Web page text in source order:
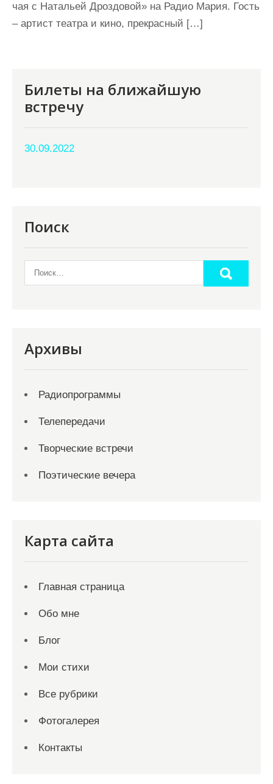
чая с Натальей Дроздовой» на Радио Мария. Гость
– артист театра и кино, прекрасный […]
Билеты на ближайшую
встречу
30.09.2022
Поиск
Архивы
Радиопрограммы
Телепередачи
Творческие встречи
Поэтические вечера
Карта сайта
Главная страница
Обо мне
Блог
Мои стихи
Все рубрики
Фотогалерея
Контакты